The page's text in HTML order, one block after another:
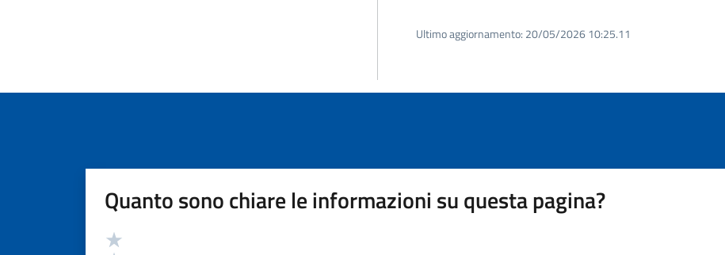
Ultimo aggiornamento: 20/05/2026 10:25.11
Quanto sono chiare le informazioni su questa pagina?
Valutazione